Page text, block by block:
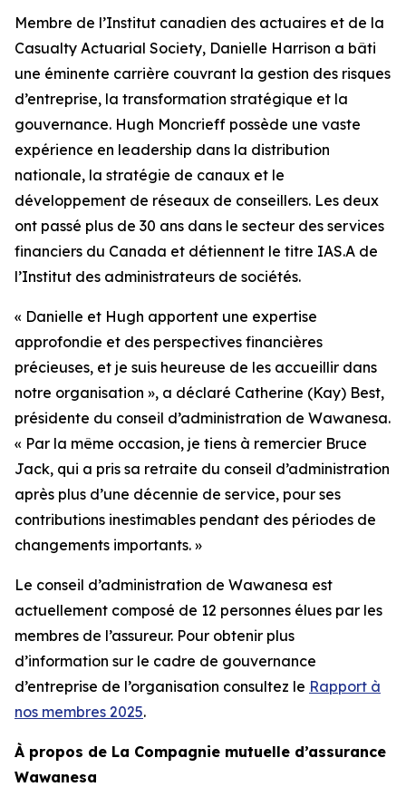
Membre de l’Institut canadien des actuaires et de la
Casualty Actuarial Society, Danielle Harrison a bâti
une éminente carrière couvrant la gestion des risques
d’entreprise, la transformation stratégique et la
gouvernance. Hugh Moncrieff possède une vaste
expérience en leadership dans la distribution
nationale, la stratégie de canaux et le
développement de réseaux de conseillers. Les deux
ont passé plus de 30 ans dans le secteur des services
financiers du Canada et détiennent le titre IAS.A de
l’Institut des administrateurs de sociétés.
« Danielle et Hugh apportent une expertise
approfondie et des perspectives financières
précieuses, et je suis heureuse de les accueillir dans
notre organisation », a déclaré Catherine (Kay) Best,
présidente du conseil d’administration de Wawanesa.
« Par la même occasion, je tiens à remercier Bruce
Jack, qui a pris sa retraite du conseil d’administration
après plus d’une décennie de service, pour ses
contributions inestimables pendant des périodes de
changements importants. »
Le conseil d’administration de Wawanesa est
actuellement composé de 12 personnes élues par les
membres de l’assureur. Pour obtenir plus
d’information sur le cadre de gouvernance
d’entreprise de l’organisation consultez le Rapport à
nos membres 2025.
À propos de La Compagnie mutuelle d’assurance
Wawanesa